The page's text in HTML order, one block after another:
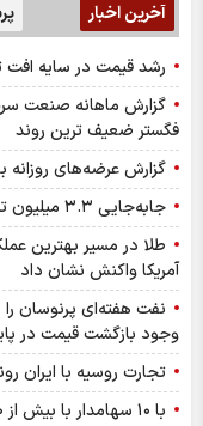
آخرین اخبار
رشد قیمت در سایه
فگستر ضعیف ترین روند
گزارش عرضه‌های روزانه
جابه‌جایی ۳.۳ میلیون تن کالا در بورس کالا
طلا در مسیر بهترین
آمریکا واکنش نشان داد
وجود بازگشت قیمت در
تجارت روسیه با ایران
با ۱۰ سهامدار با بیش از ۲۰۰ همت دارایی در بورس آشنا شوید